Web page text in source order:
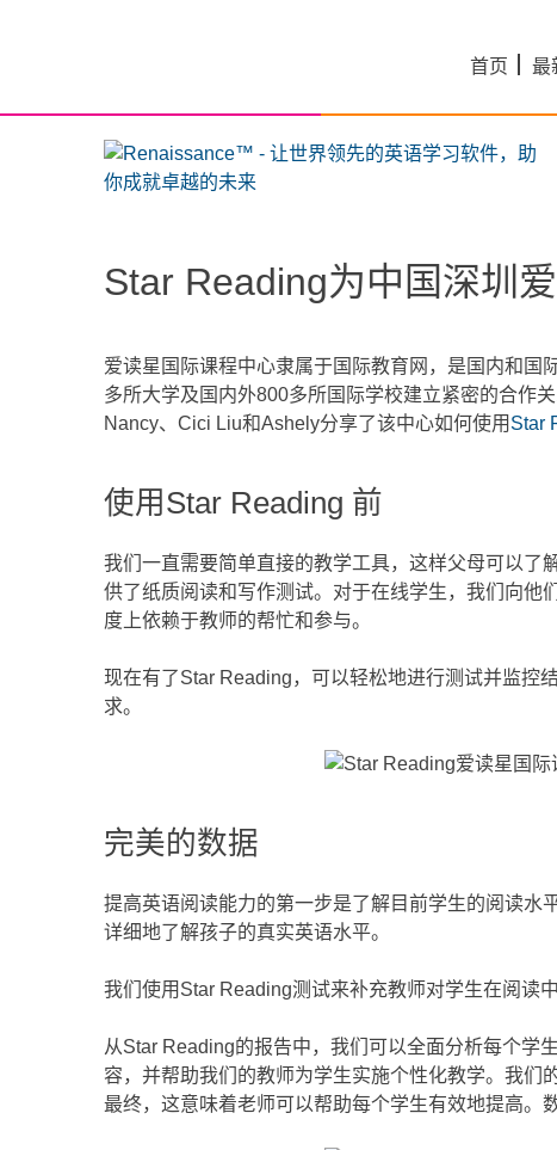
首页
最
Star Reading为中国深圳
爱读星国际课程中心隶属于国际教育网，是国内和
多所大学及国内外800多所国际学校建立紧密的合作
Nancy、Cici Liu和Ashely分享了该中心如何使用 Star
使用Star Reading 前
我们一直需要简单直接的教学工具，这样父母可以了
供了纸质阅读和写作测试。对于在线学生，我们向他
度上依赖于教师的帮忙和参与。
现在有了Star Reading，可以轻松地进行测试并监
求。
完美的数据
提高英语阅读能力的第一步是了解目前学生的阅读水
详细地了解孩子的真实英语水平。
我们使用Star Reading测试来补充教师对学生在阅读
从Star Reading的报告中，我们可以全面分析每个学
容，并帮助我们的教师为学生实施个性化教学。我们
最终，这意味着老师可以帮助每个学生有效地提高。